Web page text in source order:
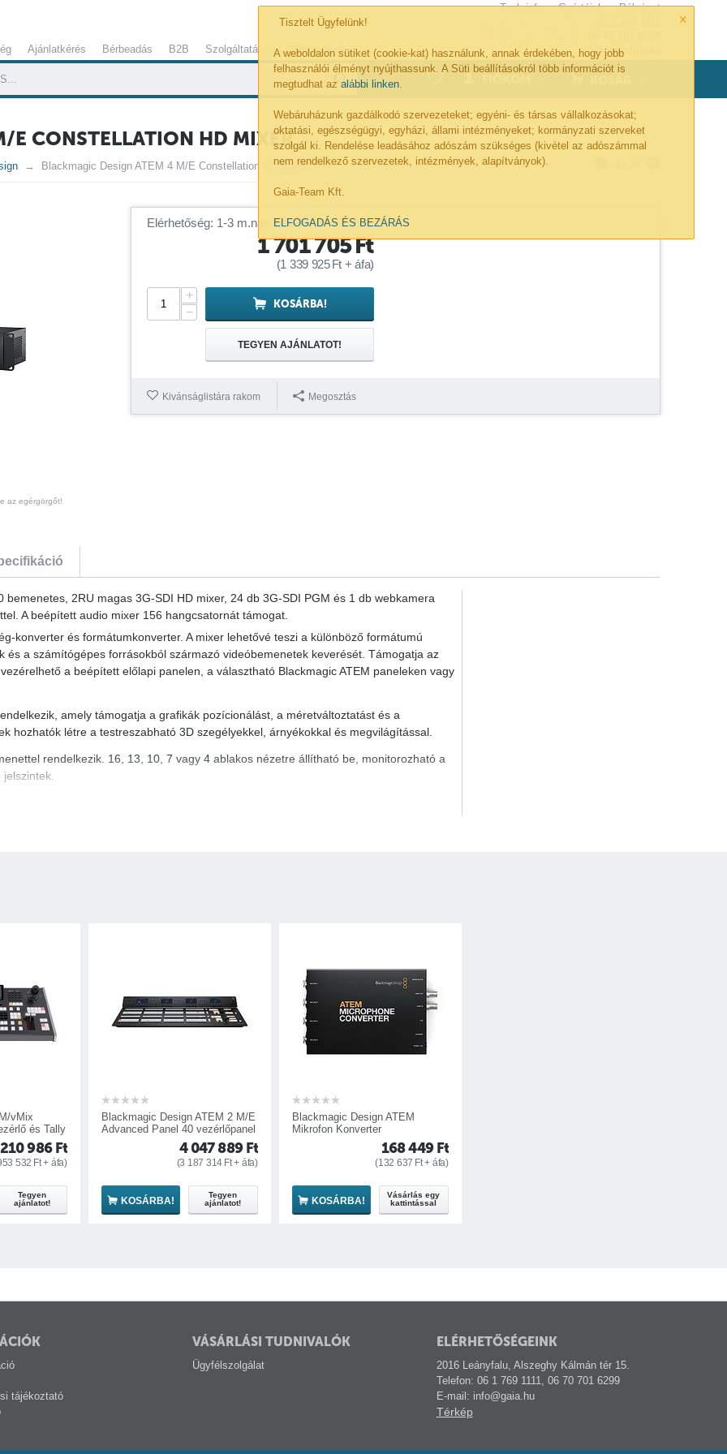
×
Tisztelt Ügyfelünk!
A weboldalon sütiket (cookie-kat) használunk, annak érdekében, hogy jobb
felhasználói élményt nyújthassunk. A Süti beállításokról több információt is
megtudhat azalábbi linken.
Webáruházunk gazdálkodó szervezeteket; egyéni- és társas vállalkozásokat;
oktatási, egészségügyi, egyházi, állami intézményeket; kormányzati szerveket
szolgál ki. Rendelése leadásához adószám szükséges (kivétel az adószámmal
nem rendelkező szervezetek, intézmények, alapítványok).
Gaia-Team Kft.
ELFOGADÁS ÉS BEZÁRÁS
Tech-info Gyártóink Pályázat
Ajánlatkérés Bérbeadás B2B Szolgáltatások Referenciák Visszahívás
0
E CONSTELLATION HD MIXER
Blackmagic Design ATEM 4 M/E Constellation HD mixer
az egérgörgőt!
Elérhetőség: 1-3 m.nap
1 701 705Ft
(1 339 925Ft + áfa)
+
−
KOSÁRBA!
TEGYEN AJÁNLATOT!
Kivánságlistára rakom Megosztás
2RU magas 3G-SDI HD mixer, 24 db 3G-SDI PGM és 1 db webkamera
A beépített audio mixer 156 hangcsatornát támogat.
konverter és formátumkonverter. A mixer lehetővé teszi a különböző formátumú
a számítógépes forrásokból származó videóbemenetek keverését. Támogatja az
a beépített előlapi panelen, a választható Blackmagic ATEM paneleken vagy
amely támogatja a grafikák pozícionálást, a méretváltoztatást és a
hozhatók létre a testreszabható 3D szegélyekkel, árnyékokkal és megvilágítással.
rendelkezik. 16, 13, 10, 7 vagy 4 ablakos nézetre állítható be, monitorozható a
Blackmagic Design kamerákkal való kétirányú kommunikációhoz. A 13-as és 14-es
EQ-val, kompresszorral, limiterrel, zajszűrővel és expanderrel.
segítségével több felhasználó csatlakozhat a mixerhez Ethernet-en keresztül, ezáltal
a kameravezérlés, a hangkeverés, a média, a makrók programozása és
Mac vagy Windows rendszeren is futtatható.
vMix
és Tally
986 Ft
532 Ft+ áfa)
Tegyen
ajánlatot!
Blackmagic Design ATEM 2 M/E
Advanced Panel 40 vezérlőpanel
4 047 889 Ft
(3 187 314 Ft+ áfa)
KOSÁRBA!
Tegyen
ajánlatot!
Blackmagic Design ATEM
Mikrofon Konverter
168 449 Ft
(132 637 Ft+ áfa)
KOSÁRBA!
Vásárlás egy
kattintással
tájékoztató
VÁSÁRLÁSI TUDNIVALÓK
Ügyfélszolgálat
ELÉRHETŐSÉGEINK
2016 Leányfalu, Alszeghy Kálmán tér 15.
Telefon: 06 1 769 1111, 06 70 701 6299
E-mail: info@gaia.hu
Térkép